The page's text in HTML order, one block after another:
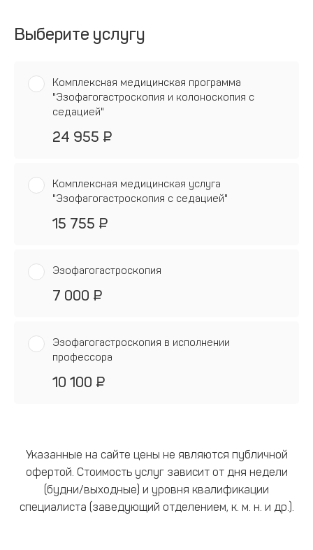
Выберите услугу
Комплексная медицинская программа
"Эзофагогастроскопия и колоноскопия с
седацией"
24 955 ₽
Комплексная медицинская услуга
"Эзофагогастроскопия с седацией"
15 755 ₽
Эзофагогастроскопия
7 000 ₽
Эзофагогастроскопия в исполнении
профессора
10 100 ₽
Указанные на сайте цены не являются публичной
офертой. Стоимость услуг зависит от дня недели
(будни/выходные) и уровня квалификации
специалиста (заведующий отделением, к. м. н. и др.).